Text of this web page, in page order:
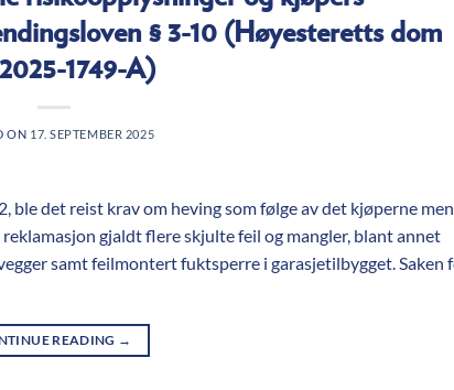
§ 3-10 (Høyesteretts dom
1749-A)
ON 17. SEPTEMBER 2025
ble det reist krav om heving som følge av det kjøperne
gjaldt flere skjulte feil og mangler, blant annet
samt feilmontert fuktsperre i garasjetilbygget. Saken
READING →